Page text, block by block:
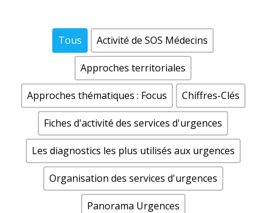
Tous Activité de SOS Médecins
Approches territoriales
Approches thématiques : Focus Chiffres-Clés
Fiches d'activité des services d'urgences
Les diagnostics les plus utilisés aux urgences
Organisation des services d'urgences
Panorama Urgences